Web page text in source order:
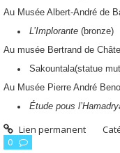
Au Musée Albert-André de
L’Implorante (bronze)
Au musée Bertrand de
Sakountala(statue
Au Musée Pierre André
Étude pous
Lien permanent
0